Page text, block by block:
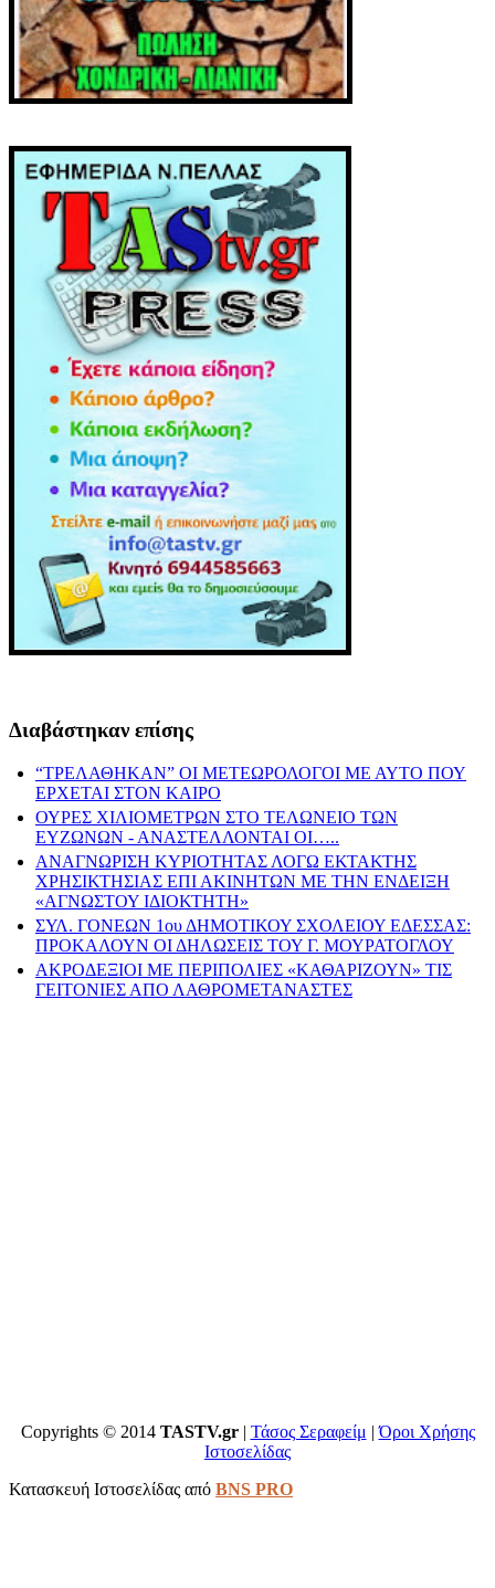
Διαβάστηκαν επίσης
“ΤΡΕΛΑΘΗΚΑΝ” ΟΙ ΜΕΤΕΩΡΟΛΟΓΟΙ ΜΕ ΑΥΤΟ ΠΟΥ
ΕΡΧΕΤΑΙ ΣΤΟΝ ΚΑΙΡΟ
ΟΥΡΕΣ ΧΙΛΙΟΜΕΤΡΩΝ ΣΤΟ ΤΕΛΩΝΕΙΟ ΤΩΝ
ΕΥΖΩΝΩΝ - ΑΝΑΣΤΕΛΛΟΝΤΑΙ ΟΙ…..
ΑΝΑΓΝΩΡΙΣΗ ΚΥΡΙΟΤΗΤΑΣ ΛΟΓΩ ΕΚΤΑΚΤΗΣ
ΧΡΗΣΙΚΤΗΣΙΑΣ ΕΠΙ ΑΚΙΝΗΤΩΝ ΜΕ ΤΗΝ ΕΝΔΕΙΞΗ
«ΑΓΝΩΣΤΟΥ ΙΔΙΟΚΤΗΤΗ»
ΣΥΛ. ΓΟΝΕΩΝ 1ου ΔΗΜΟΤΙΚΟΥ ΣΧΟΛΕΙΟΥ ΕΔΕΣΣΑΣ:
ΠΡΟΚΑΛΟΥΝ ΟΙ ΔΗΛΩΣΕΙΣ ΤΟΥ Γ. ΜΟΥΡΑΤΟΓΛΟΥ
ΑΚΡΟΔΕΞΙΟΙ ΜΕ ΠΕΡΙΠΟΛΙΕΣ «ΚΑΘΑΡΙΖΟΥΝ» ΤΙΣ
ΓΕΙΤΟΝΙΕΣ ΑΠΟ ΛΑΘΡΟΜΕΤΑΝΑΣΤΕΣ
Copyrights © 2014 TASTV.gr| Τάσος Σεραφείμ |Όροι Χρήσης
Ιστοσελίδας
Κατασκευή Ιστοσελίδας από BNS PRO